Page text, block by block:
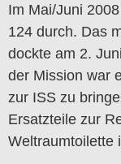
Im Mai/Juni
124 durch. Das
dockte am 2.
der Mission war
zur ISS zu
Ersatzteile zur
Weltraumtoilette